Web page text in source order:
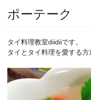
ポーテーク
タイ料理教室diidiiです。
タイとタイ料理を愛する方